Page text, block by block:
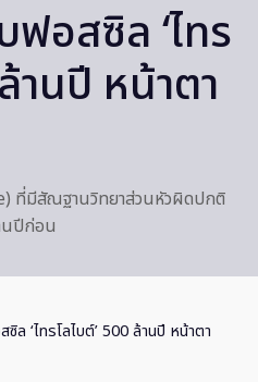
อสซิล ‘ไทร
านปี หน้าตา
ที่มีสัณฐานวิทยาส่วนหัวผิดปกติ
นปีก่อน
ล ‘ไทรโลไบต์’ 500 ล้านปี หน้าตา